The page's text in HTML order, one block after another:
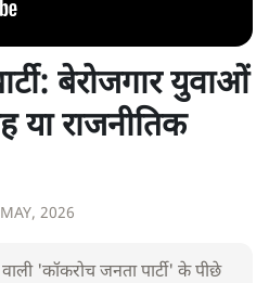
बेरोजगार युवाओं
या राजनीतिक
2026
'कॉकरोच जनता पार्टी' के पीछे